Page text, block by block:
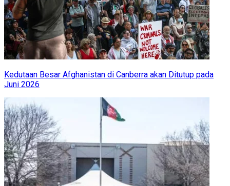
Kedutaan Besar Afghanistan di Canberra akan Ditutup pada
Juni 2026